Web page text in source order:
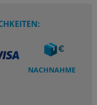
NACHNAHME